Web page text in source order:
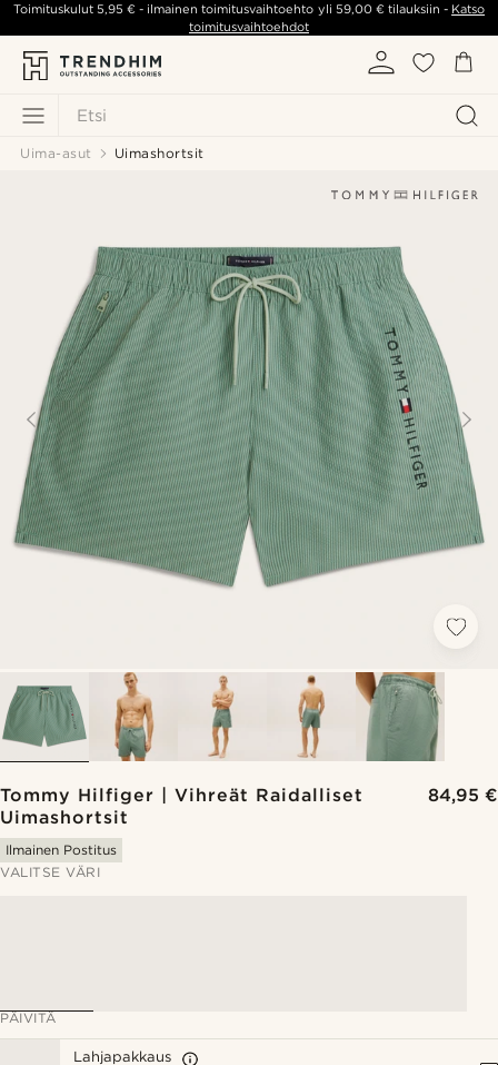
Etsi
Toimituskulut5,95 € - ilmainen toimitusvaihtoehto yli 59,00 €tilauksiin - Katso
toimitusvaihtoehdot
Uima-asut Uimashortsit
Tommy Hilfiger | Vihreät Raidalliset
Uimashortsit
84,95 €
Ilmainen Postitus
VALITSE VÄRI
PÄIVITÄ
Lahjapakkaus